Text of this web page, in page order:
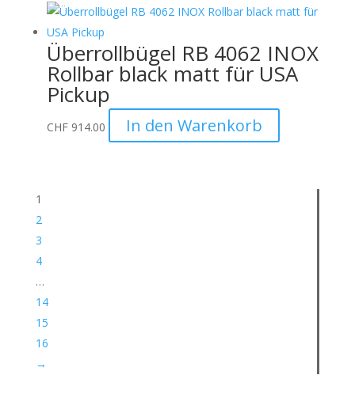
Überrollbügel RB 4062 INOX
Rollbar black matt für USA
Pickup
CHF914.00 In den Warenkorb
1
2
3
4
…
14
15
16
→